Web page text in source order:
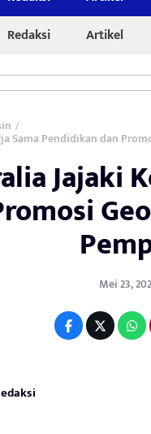
Redaksi Artikel
/
Sama Pendidikan dan
Jajaki
Mei 23,